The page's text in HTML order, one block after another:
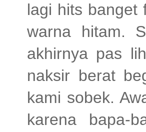
lagi hits banget
warna hitam.
akhirnya pas
naksir berat
kami sobek.
karena bapa-